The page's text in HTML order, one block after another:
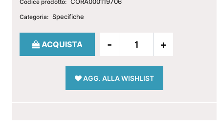
Codice prodotto:
Categoria: Specifiche
Quantità
ACQUISTA
AGG. ALLA WISHLIST